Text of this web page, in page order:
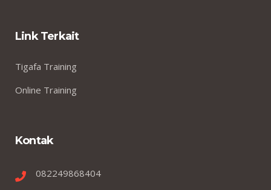
Link Terkait
Tigafa Training
Online Training
Kontak
082249868404